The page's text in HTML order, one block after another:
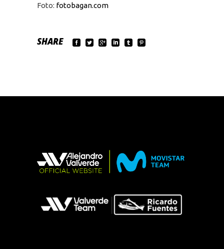
Foto: fotobagan.com
SHARE